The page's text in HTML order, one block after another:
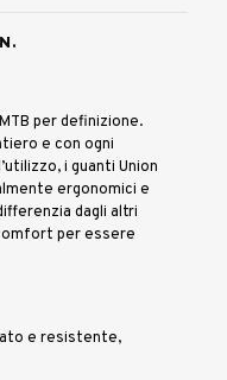
per definizione.
e con ogni
i guanti Union
ergonomici e
dagli altri
per essere
e resistente,